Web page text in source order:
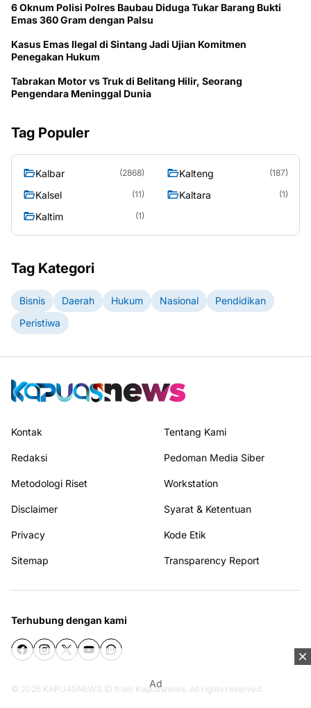
6 Oknum Polisi Polres Baubau Diduga Tukar Barang Bukti
Emas 360 Gram dengan Palsu
Kasus Emas Ilegal di Sintang Jadi Ujian Komitmen
Penegakan Hukum
Tabrakan Motor vs Truk di Belitang Hilir, Seorang
Pengendara Meninggal Dunia
Tag Populer
Kalbar (2868) Kalteng (187)
Kalsel (11) Kaltara (1)
Kaltim (1)
Tag Kategori
Bisnis Daerah Hukum Nasional
Pendidikan
Peristiwa
Ad
Kontak Tentang Kami
Redaksi Pedoman Media Siber
Metodologi Riset Workstation
Disclaimer Syarat & Ketentuan
Privacy Kode Etik
Sitemap Transparency Report
Terhubung dengan kami
© 2026 KAPUASNEWS.ID from Kapuasnews . All rights reserved.